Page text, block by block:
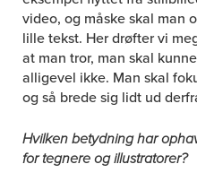
video, og måske skal man
lille tekst. Her drøfter vi
at man tror, man skal
alligevel ikke. Man skal
og så brede sig lidt ud
Hvilken betydning har
for tegnere og illustratorer?